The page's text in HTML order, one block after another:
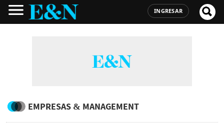
INGRESAR
EMPRESAS & MANAGEMENT